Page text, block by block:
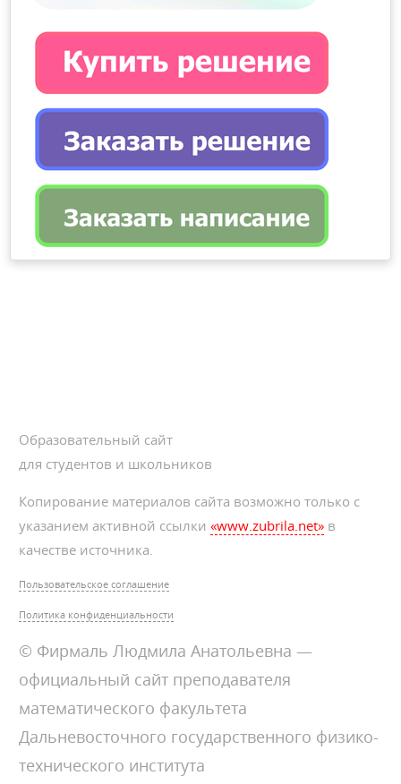
Образовательный сайт
для студентов и школьников
Копирование материалов сайта возможно только с
указанием активной ссылки«www.zubrila.net» в
качестве источника.
Пользовательское соглашение
Политика конфиденциальности
© Фирмаль Людмила Анатольевна —
официальный сайт преподавателя
математического факультета
Дальневосточного государственного физико-
технического института